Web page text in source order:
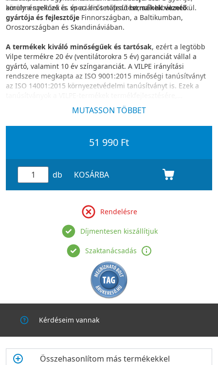
körülményeknek is. és az erős napsütést, színhibák nélkül.
amely a szellőző és speciális tetőfedőtermékek vezető
gyártója és fejlesztője Finnországban, a Baltikumban,
Oroszországban és Skandináviában.
A termékek kiváló minőségűek és tartósak, ezért a legtöbb
Vilpe termékre 20 év (ventilátorokra 5 év) garanciát vállal a
gyártó, valamint 10 év színgaranciát. A VILPE irányítási
rendszere megkapta az ISO 9001:2015 minőségi tanúsítványt
az ISO 14001:2015 környezetvédelmi tanúsítványt is. Ezek a
gyártására és értékesítésére vonatkoznak.
MUTASSON TÖBBET
51 990 Ft
db KOSÁRBA
Rendelésre
Díjmentesen kiszállítjuk
Szaktanácsadás
Kérdéseim vannak
Összehasonlítom más termékekkel